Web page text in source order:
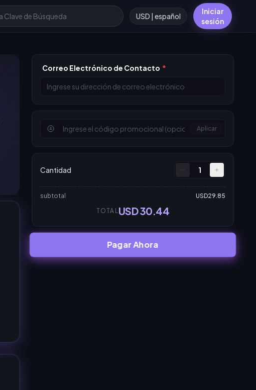
USD | español
Iniciar
sesión
Correo Electrónico de Contacto *
Aplicar
Cantidad 1
subtotal
USD29.85
TOTALUSD 30.44
Pagar Ahora